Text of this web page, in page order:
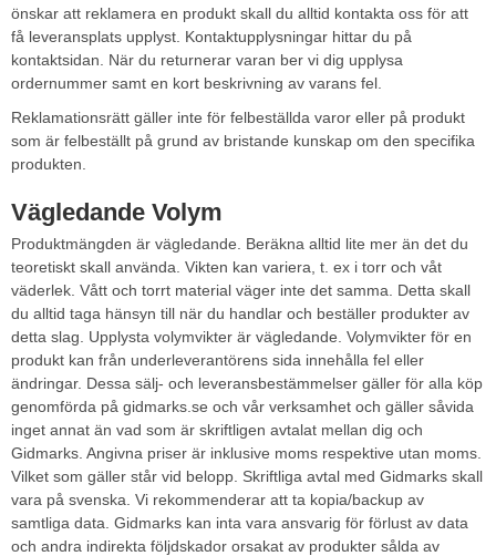
önskar att reklamera en produkt skall du alltid kontakta oss för att
få leveransplats upplyst. Kontaktupplysningar hittar du på
kontaktsidan. När du returnerar varan ber vi dig upplysa
ordernummer samt en kort beskrivning av varans fel.
Reklamationsrätt gäller inte för felbeställda varor eller på produkt
som är felbeställt på grund av bristande kunskap om den specifika
produkten.
Vägledande Volym
Produktmängden är vägledande. Beräkna alltid lite mer än det du
teoretiskt skall använda. Vikten kan variera, t. ex i torr och våt
väderlek. Vått och torrt material väger inte det samma. Detta skall
du alltid taga hänsyn till när du handlar och beställer produkter av
detta slag. Upplysta volymvikter är vägledande. Volymvikter för en
produkt kan från underleverantörens sida innehålla fel eller
ändringar. Dessa sälj- och leveransbestämmelser gäller för alla köp
genomförda på gidmarks.se och vår verksamhet och gäller såvida
inget annat än vad som är skriftligen avtalat mellan dig och
Gidmarks. Angivna priser är inklusive moms respektive utan moms.
Vilket som gäller står vid belopp. Skriftliga avtal med Gidmarks skall
vara på svenska. Vi rekommenderar att ta kopia/backup av
samtliga data. Gidmarks kan inta vara ansvarig för förlust av data
och andra indirekta följdskador orsakat av produkter sålda av